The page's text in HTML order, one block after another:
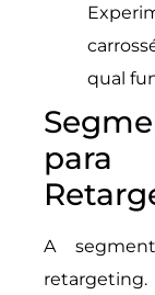
qual
A
retargeting.